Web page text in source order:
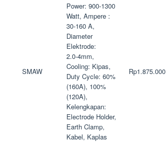
SMAW
Power: 900-1300
Watt, Ampere :
30-160 A,
Diameter
Elektrode:
2.0-4mm,
Cooling: Kipas,
Duty Cycle: 60%
(160A), 100%
(120A),
Kelengkapan:
Electrode Holder,
Earth Clamp,
Kabel, Kaplas
Rp1.875.000